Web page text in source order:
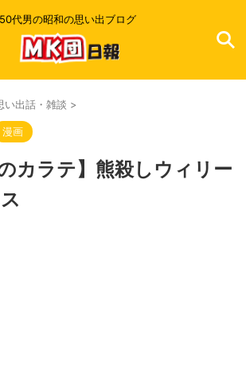
50代男の昭和の思い出ブログ
い出話・雑談 >
漫画
のカラテ】熊殺しウィリー